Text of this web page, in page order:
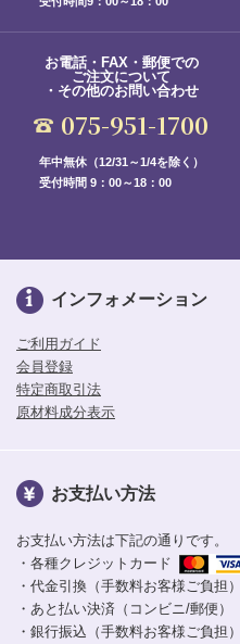
お電話・FAX・郵便での
ご注文について
・その他のお問い合わせ
075-951-1700
年中無休（12/31～1/4を除く）
受付時間 9：00～18：00
インフォメーション
ご利用ガイド
会員登録
特定商取引法
原材料成分表示
お支払い方法
お支払い方法は下記の通りです。
・各種クレジットカード
・代金引換（手数料お客様ご負担）
・あと払い決済（コンビニ/郵便）
・銀行振込（手数料お客様ご負担）